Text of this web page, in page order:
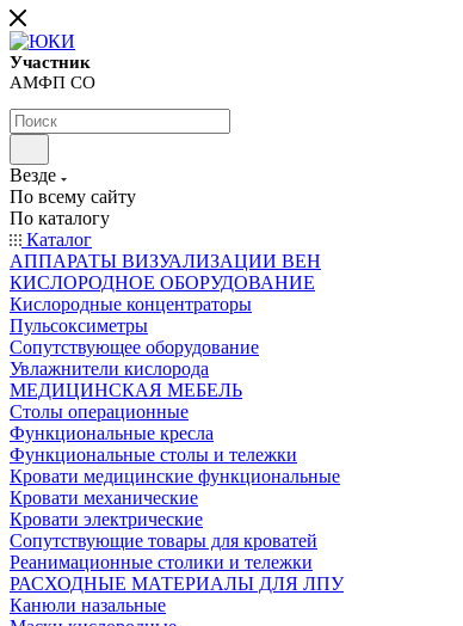
Участник
АМФП СО
Везде
По всему сайту
По каталогу
Каталог
АППАРАТЫ ВИЗУАЛИЗАЦИИ ВЕН
КИСЛОРОДНОЕ ОБОРУДОВАНИЕ
Кислородные концентраторы
Пульсоксиметры
Сопутствующее оборудование
Увлажнители кислорода
МЕДИЦИНСКАЯ МЕБЕЛЬ
Столы операционные
Функциональные кресла
Функциональные столы и тележки
Кровати медицинские функциональные
Кровати механические
Кровати электрические
Сопутствующие товары для кроватей
Реанимационные столики и тележки
РАСХОДНЫЕ МАТЕРИАЛЫ ДЛЯ ЛПУ
Канюли назальные